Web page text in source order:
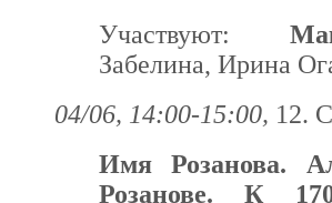
Участвуют:
Забелина, Ирина
04/06, 14:00-15:00, 12.
Имя Розанова.
Розанове. К